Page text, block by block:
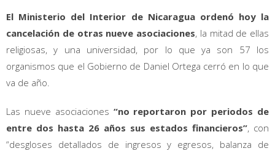
El Ministerio del Interior de Nicaragua ordenó hoy la
cancelación de otras nueve asociaciones, la mitad de ellas
religiosas, y una universidad, por lo que ya son 57 los
organismos que el Gobierno de Daniel Ortega cerró en lo que
va de año.
Las nueve asociaciones “no reportaron por periodos de
entre dos hasta 26 años sus estados financieros”, con
“desgloses detallados de ingresos y egresos, balanza de